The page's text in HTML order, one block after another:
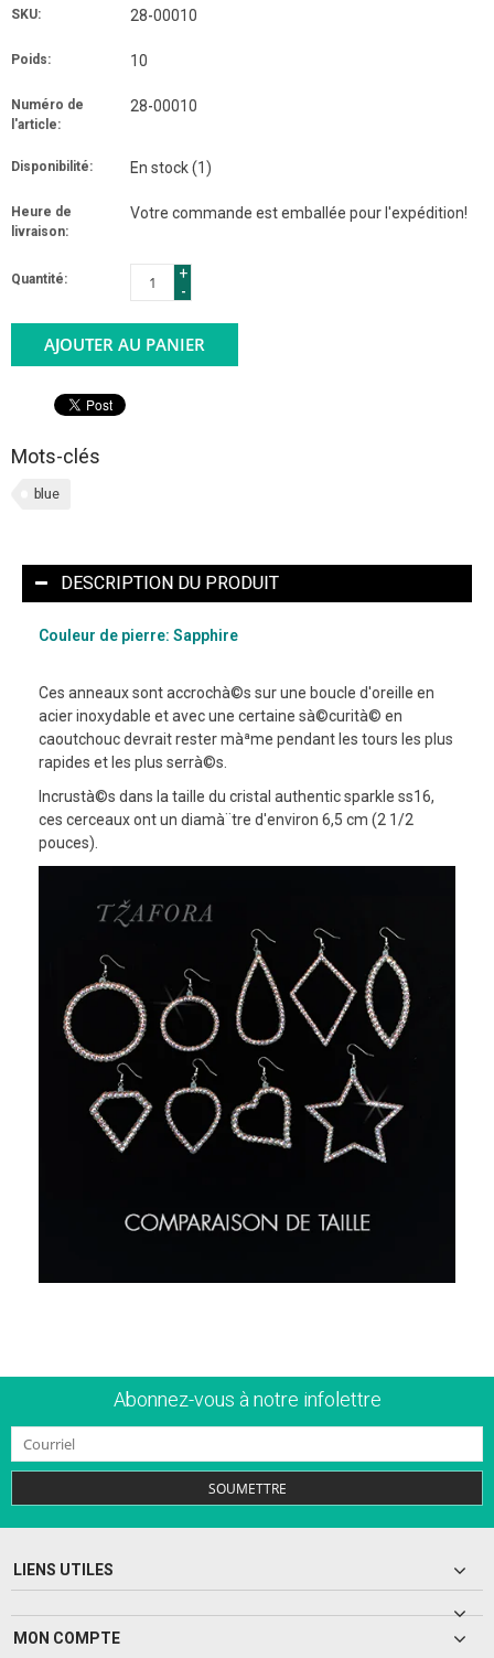
SKU: 28-00010
Poids: 10
Numéro de
l'article:
28-00010
Disponibilité: En stock(1)
Heure de
livraison:
Votre commande est emballée pour l'expédition!
Quantité:
+
-
AJOUTER AU PANIER
Mots-clés
blue
DESCRIPTION DU PRODUIT
Couleur de pierre: Sapphire
Ces anneaux sont accrochà©s sur une boucle d'oreille en
acier inoxydable et avec une certaine sà©curità© en
caoutchouc devrait rester màªme pendant les tours les plus
rapides et les plus serrà©s.
Incrustà©s dans la taille du cristal authentic sparkle ss16,
ces cerceaux ont un diamà¨tre d'environ 6,5 cm (2 1/2
pouces).
Abonnez-vous à notre infolettre
SOUMETTRE
LIENS UTILES
MON COMPTE